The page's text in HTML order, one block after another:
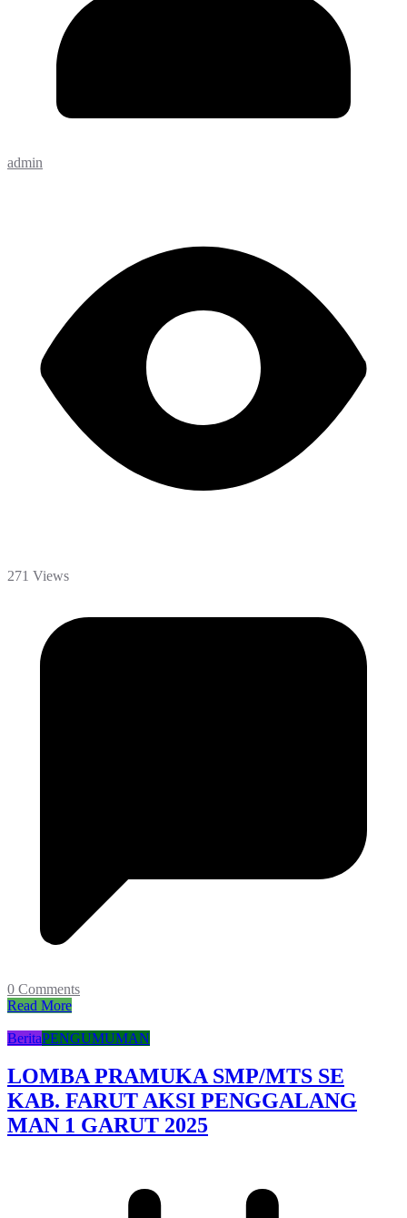
admin
271 Views
0 Comments
Read More
BeritaPENGUMUMAN
LOMBA PRAMUKA SMP/MTS SE
KAB. FARUT AKSI PENGGALANG
MAN 1 GARUT 2025